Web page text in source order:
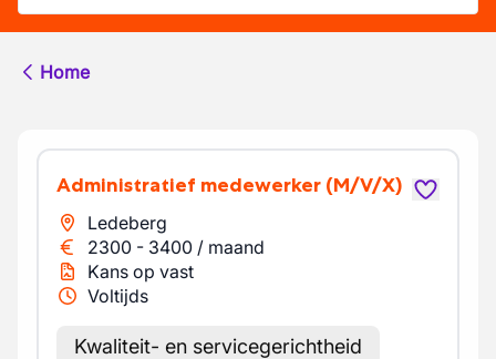
Home
Administratief medewerker (M/V/X)
Ledeberg
2300 - 3400 / maand
Kans op vast
Voltijds
Kwaliteit- en servicegerichtheid